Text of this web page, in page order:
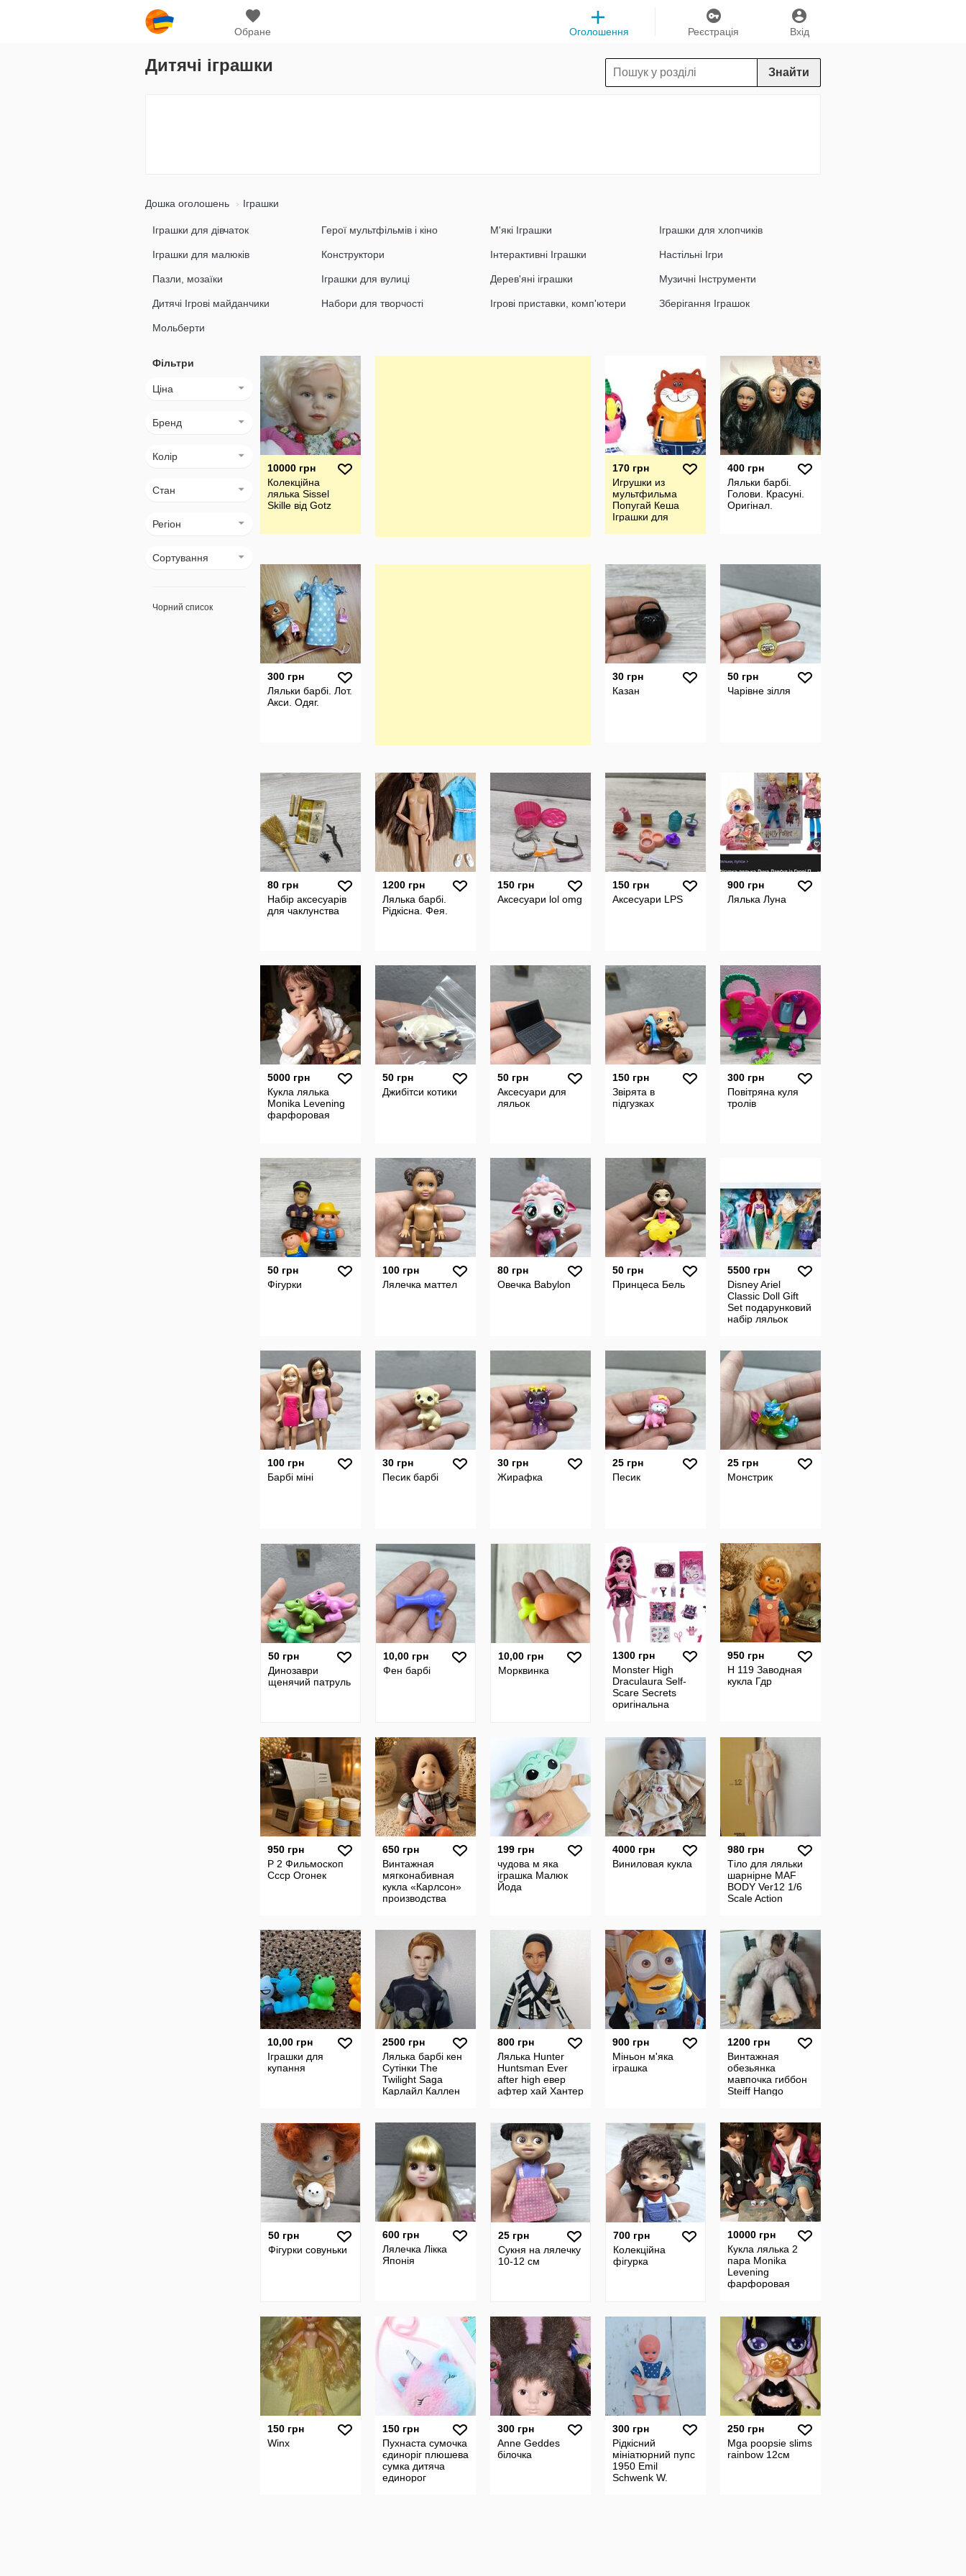
Обране Вхід
Реєстрація
Оголошення
Дитячі іграшки Знайти
Дошка оголошень Іграшки
Іграшки для дівчаток Герої мультфільмів і кіно М'які Іграшки Іграшки для хлопчиків
Іграшки для малюків Конструктори Інтерактивні Іграшки Настільні Ігри
Пазли, мозаїки Іграшки для вулиці Дерев'яні іграшки Музичні Інструменти
Дитячі Ігрові майданчики Набори для творчості Ігрові приставки, комп'ютери Зберігання Іграшок
Мольберти
Фільтри
Ціна
Бренд
Колір
Cтан
Регіон
Сортування
Чорний список
10000 грн
Колекційна
лялька Sissel
Skille від Gotz
170 грн
Игрушки из
мультфильма
Попугай Кеша
Іграшки для
кіт
400 грн
Ляльки барбі.
Голови. Красуні.
Оригінал.
300 грн
Ляльки барбі. Лот.
Акси. Одяг.
30 грн
Казан
50 грн
Чарівне зілля
80 грн
Набір аксесуарів
для чаклунства
1200 грн
Лялька барбі.
Рідкісна. Фея.
150 грн
Аксесуари lol omg
150 грн
Аксесуари LPS
900 грн
Лялька Луна
5000 грн
Кукла лялька
Monika Levening
фарфоровая
50 грн
Джибітси котики
50 грн
Аксесуари для
ляльок
150 грн
Звірята в
підгузках
300 грн
Повітряна куля
тролів
50 грн
Фігурки
100 грн
Лялечка маттел
80 грн
Овечка Babylon
50 грн
Принцеса Бель
5500 грн
Disney Ariel
Classic Doll Gift
Set подарунковий
набір ляльок
100 грн
Барбі міні
30 грн
Песик барбі
30 грн
Жирафка
25 грн
Песик
25 грн
Монстрик
50 грн
Динозаври
щенячий патруль
10,00 грн
Фен барбі
10,00 грн
Морквинка
1300 грн
Monster High
Draculaura Self-
Scare Secrets
оригінальна
950 грн
Н 119 Заводная
кукла Гдр
950 грн
Р 2 Фильмоскоп
Ссср Огонек
650 грн
Винтажная
мягконабивная
кукла «Карлсон»
производства
199 грн
чудова м яка
іграшка Малюк
Йода
4000 грн
Виниловая кукла
980 грн
Тіло для ляльки
шарнірне MAF
BODY Ver12 1/6
Scale Action
10,00 грн
Іграшки для
купання
2500 грн
Лялька барбі кен
Сутінки The
Twilight Saga
Карлайл Каллен
800 грн
Лялька Hunter
Huntsman Ever
after high евер
афтер хай Хантер
900 грн
Міньон м'яка
іграшка
1200 грн
Винтажная
обезьянка
мавпочка гиббон
Steiff Hango
50 грн
Фігурки совуньки
600 грн
Лялечка Лікка
Японія
25 грн
Сукня на лялечку
10-12 см
700 грн
Колекційна
фігурка
10000 грн
Кукла лялька 2
пара Monika
Levening
фарфоровая
150 грн
Winx
150 грн
Пухнаста сумочка
єдиноріг плюшева
сумка дитяча
единорог
300 грн
Anne Geddes
білочка
300 грн
Рідкісний
мініатюрний пупс
1950 Emil
Schwenk W.
250 грн
Mga poopsie slims
rainbow 12cм